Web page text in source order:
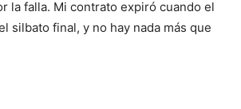
la falla. Mi contrato expiró cuando el
silbato final, y no hay nada más que